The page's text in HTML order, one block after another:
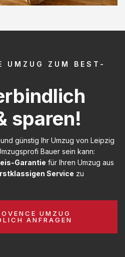
UMZUG ZUM BEST-
sparen!
günstig Ihr Umzug von Leipzig
Bauer sein kann:
Garantie für Ihren Umzug aus
Service zu
UMZUG
ANFRAGEN